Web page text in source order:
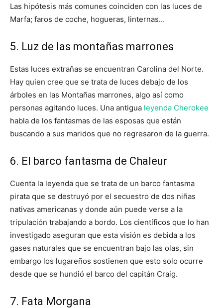
Las hipótesis más comunes coinciden con las luces de
Marfa; faros de coche, hogueras, linternas…
5. Luz de las montañas marrones
Estas luces extrañas se encuentran Carolina del Norte.
Hay quien cree que se trata de luces debajo de los
árboles en las Montañas marrones, algo así como
personas agitando luces. Una antigua leyenda Cherokee
habla de los fantasmas de las esposas que están
buscando a sus maridos que no regresaron de la guerra.
6. El barco fantasma de Chaleur
Cuenta la leyenda que se trata de un barco fantasma
pirata que se destruyó por el secuestro de dos niñas
nativas americanas y donde aún puede verse a la
tripulación trabajando a bordo. Los científicos que lo han
investigado aseguran que esta visión es debida a los
gases naturales que se encuentran bajo las olas, sin
embargo los lugareños sostienen que esto solo ocurre
desde que se hundió el barco del capitán Craig.
7. Fata Morgana